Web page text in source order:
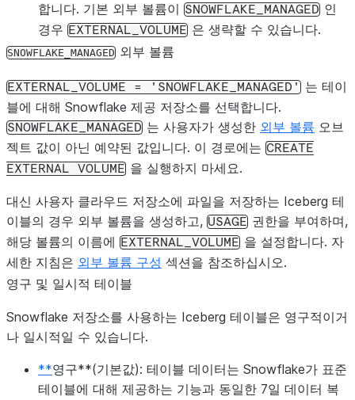
합니다. 기본 외부 볼륨이 SNOWFLAKE_MANAGED 인
경우 EXTERNAL_VOLUME 은 생략할 수 있습니다.
SNOWFLAKE_MANAGED 외부 볼륨
EXTERNAL_VOLUME = 'SNOWFLAKE_MANAGED' 는 테이
블에 대해 Snowflake 제공 저장소를 선택합니다.
SNOWFLAKE_MANAGED 는 사용자가 생성한 외부 볼륨 오브
젝트 값이 아닌 예약된 값입니다. 이 경로에는 CREATE
EXTERNAL
VOLUME 을 실행하지 마세요.
대신 사용자 클라우드 저장소에 파일을 저장하는 Iceberg 테
이블의 경우 외부 볼륨을 생성하고, USAGE 권한을 부여하며,
해당 볼륨의 이름에 EXTERNAL_VOLUME 을 설정합니다. 자
세한 지침은 외부 볼륨 구성 섹션을 참조하십시오.
영구 및 일시적 테이블
Snowflake 저장소를 사용하는 Iceberg 테이블은 영구적이거
나 일시적일 수 있습니다.
**영구**(기본값): 테이블 데이터는 Snowflake가 표준
테이블에 대해 제공하는 기능과 동일한 7일 데이터 복